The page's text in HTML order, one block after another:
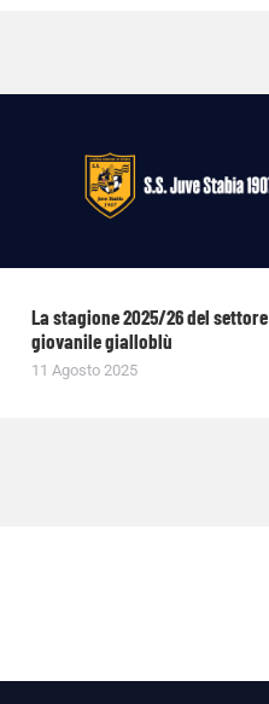
La stagione 2025/26 del settore
giovanile gialloblù
11 Agosto 2025